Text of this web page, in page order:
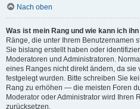
Nach oben
Was ist mein Rang und wie kann ich
Ränge, die unter Ihrem Benutzernamen
Sie bislang erstellt haben oder
Moderatoren und Administratoren.
eines Ranges nicht direkt ändern, da sie
festgelegt wurden. Bitte schreiben Sie
Rang zu erhöhen — die meisten Foren
Moderator oder Administrator wird Ihren
zurücksetzen.